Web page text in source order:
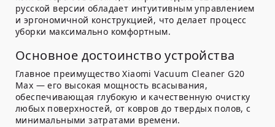
русской версии обладает интуитивным управлением
и эргономичной конструкцией, что делает процесс
уборки максимально комфортным.
Основное достоинство устройства
Главное преимущество Xiaomi Vacuum Cleaner G20
Max — его высокая мощность всасывания,
обеспечивающая глубокую и качественную очистку
любых поверхностей, от ковров до твердых полов, с
минимальными затратами времени.